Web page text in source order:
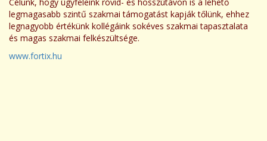
legmagasabb szintű szakmai támogatást kapják tőlünk, ehhez
legnagyobb értékünk kollégáink sokéves szakmai tapasztalata
és magas szakmai felkészültsége.
www.fortix.hu